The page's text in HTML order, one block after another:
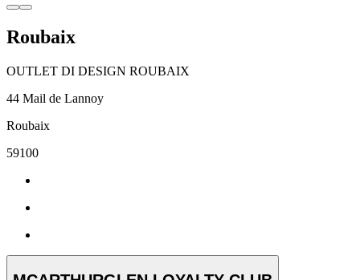
Roubaix
OUTLET DI DESIGN ROUBAIX
44 Mail de Lannoy
Roubaix
59100